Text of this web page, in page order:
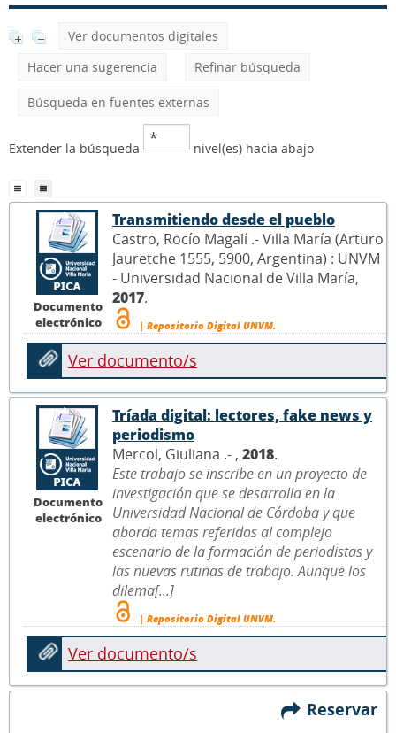
Ver documentos digitales
Hacer una sugerencia
Refinar búsqueda
Búsqueda en fuentes externas
Extender la búsqueda nivel(es) hacia abajo
Documento
electrónico
Transmitiendo desde el pueblo
Castro, Rocío Magalí .- Villa María (Arturo
Jauretche 1555, 5900, Argentina) : UNVM
- Universidad Nacional de Villa María,
2017.
| Repositorio Digital UNVM.
Ver documento/s
Documento
electrónico
Tríada digital: lectores, fake news y
periodismo
Mercol, Giuliana .- , 2018.
Este trabajo se inscribe en un proyecto de
investigación que se desarrolla en la
Universidad Nacional de Córdoba y que
aborda temas referidos al complejo
escenario de la formación de periodistas y
las nuevas rutinas de trabajo. Aunque los
dilema[...]
| Repositorio Digital UNVM.
Ver documento/s
Reservar